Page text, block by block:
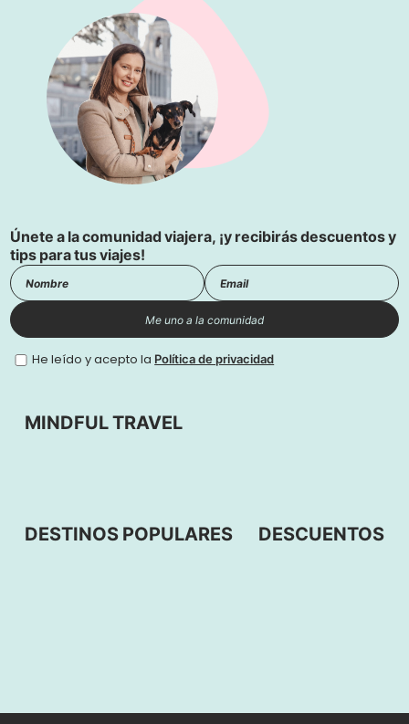
Únete a la comunidad viajera, ¡y recibirás descuentos y
tips para tus viajes!
Me uno a la comunidad
He leído y acepto la Política de privacidad
MINDFUL TRAVEL
DESTINOS POPULARES DESCUENTOS